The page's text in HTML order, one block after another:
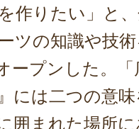
作りたい」と
ツの知識や技
ープンした。「
には二つの意
囲まれた場所